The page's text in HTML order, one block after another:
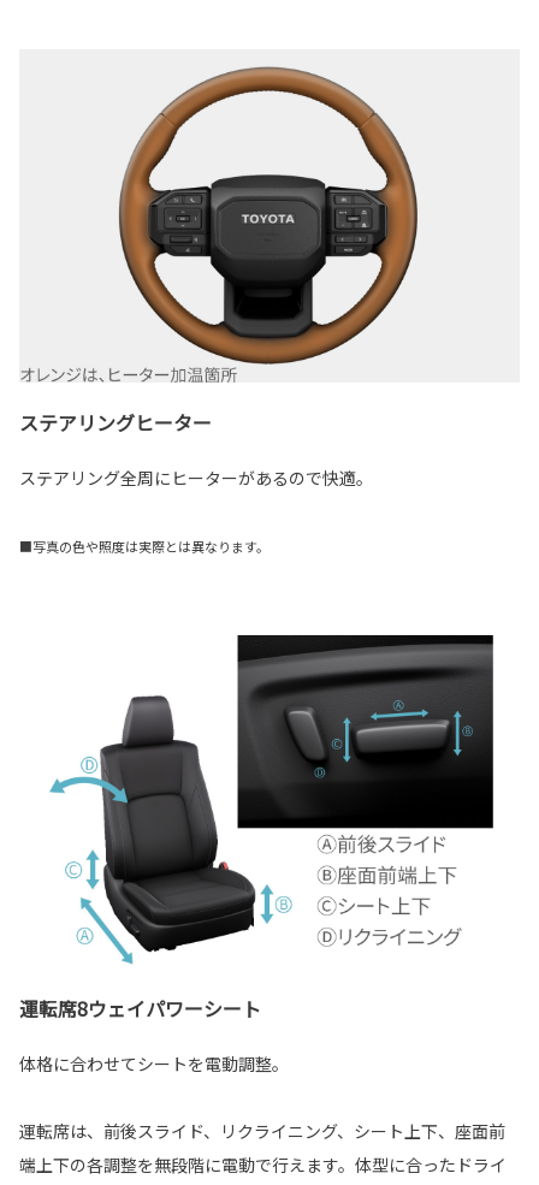
ステアリングヒーター
ステアリング全周にヒーターがあるので快適。
■写真の色や照度は実際とは異なります。
運転席8ウェイパワーシート
体格に合わせてシートを電動調整。
運転席は、前後スライド、リクライニング、シート上下、座面前
端上下の各調整を無段階に電動で行えます。体型に合ったドライ